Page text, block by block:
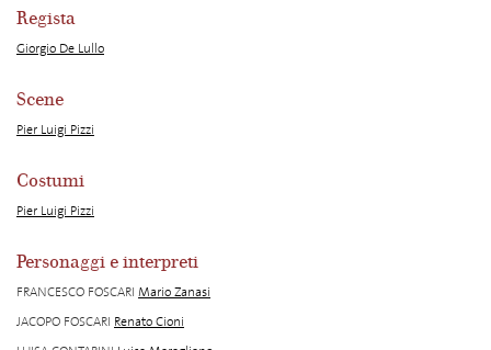
Regista
Giorgio De Lullo
Scene
Pier Luigi Pizzi
Costumi
Pier Luigi Pizzi
Personaggi e interpreti
FRANCESCO FOSCARI Mario Zanasi
JACOPO FOSCARI Renato Cioni